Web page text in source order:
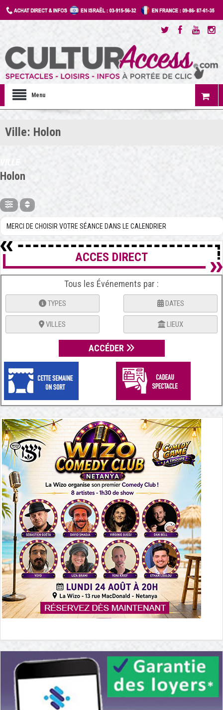
Menu
Ville: Holon
VILLE
Holon
MERCI DE CHOISIR VOTRE SÉANCE DANS LE CALENDRIER
ACCES DIRECT
Tous les Événements par :
TYPES DATES
VILLES LIEUX
ACCÉDER